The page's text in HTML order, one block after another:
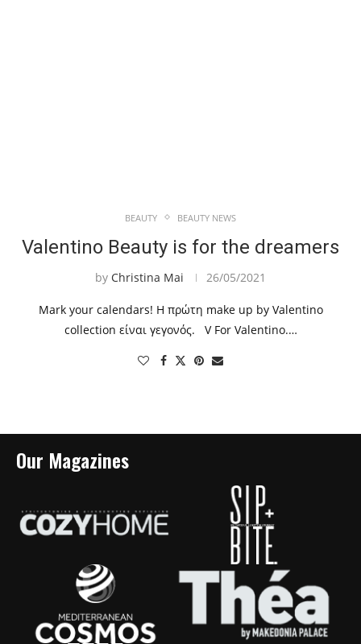
BEAUTY BEAUTY NEWS
Valentino Beauty is for the dreamers
by Christina Mai 26/05/2021
Mark your calendars! Η πρώτη make up by Valentino
collection είναι γεγονός. V For Valentino.…
Our Magazines